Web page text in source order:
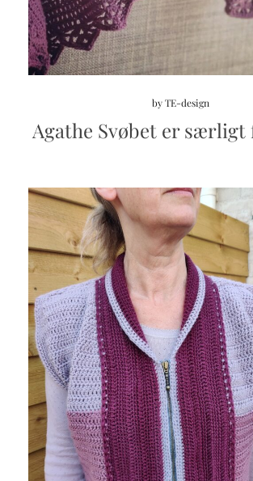
byTE-design
Agathe Svøbet er